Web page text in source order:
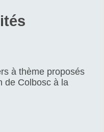
à thème proposés
de Colbosc à la